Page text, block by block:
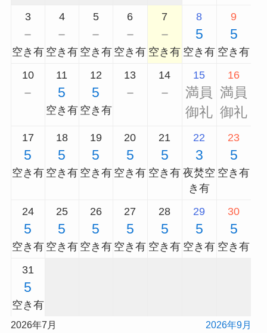
3
－
空き有
4
－
空き有
5
－
空き有
6
－
空き有
7
－
空き有
8
5
空き有
9
5
空き有
10
－
11
5
空き有
12
5
空き有
13
－
14
－
15
満員
御礼
16
満員
御礼
17
5
空き有
18
5
空き有
19
5
空き有
20
5
空き有
21
5
空き有
22
3
夜焚空
き有
23
5
空き有
24
5
空き有
25
5
空き有
26
5
空き有
27
5
空き有
28
5
空き有
29
5
空き有
30
5
空き有
31
5
空き有
2026年7月 2026年9月